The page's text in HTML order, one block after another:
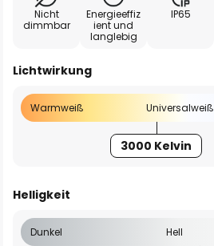
Nicht
dimmbar
Energieeffiz
ient und
langlebig
IP65
Lichtwirkung
Warmweiß Universalweiß
3000 Kelvin
Helligkeit
Dunkel Hell